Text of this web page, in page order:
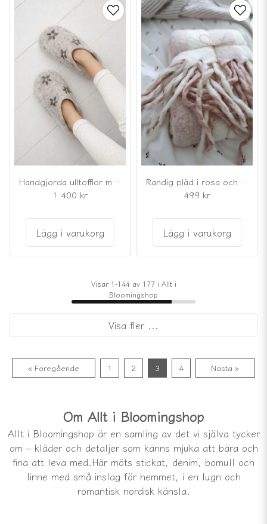
Handgjorda ulltofflor med mockasula
1 400 kr
Lägg i varukorg
Randig pläd i rosa och vitt med fransar
499 kr
Lägg i varukorg
Visar 1-144 av 177 i Allt i
Bloomingshop
Visa fler ...
« Föregående 1 2 3 4 Nästa »
Om Allt i Bloomingshop
Allt i Bloomingshop är en samling av det vi själva tycker
om – kläder och detaljer som känns mjuka att bära och
fina att leva med.Här möts stickat, denim, bomull och
linne med små inslag för hemmet, i en lugn och
romantisk nordisk känsla.